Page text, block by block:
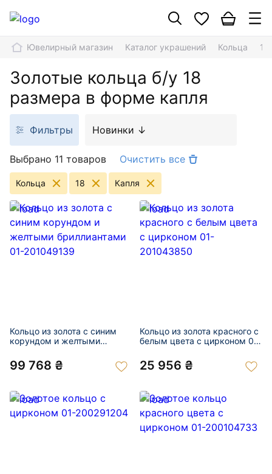
Ювелирный магазин Каталог украшений Кольца 18
Золотые кольца б/у 18
размера в форме капля
Выбрано 11 товаров Очистить все
Кольца 18 Капля
Фильтры Новинки ↓
Кольцо из золота с синим
корундом и желтыми
99 768 ₴
Кольцо из золота красного с
белым цвета с цирконом 01-
25 956 ₴